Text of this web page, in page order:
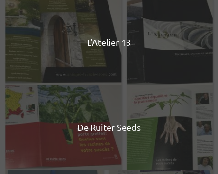
L'Atelier 13
De Ruiter Seeds